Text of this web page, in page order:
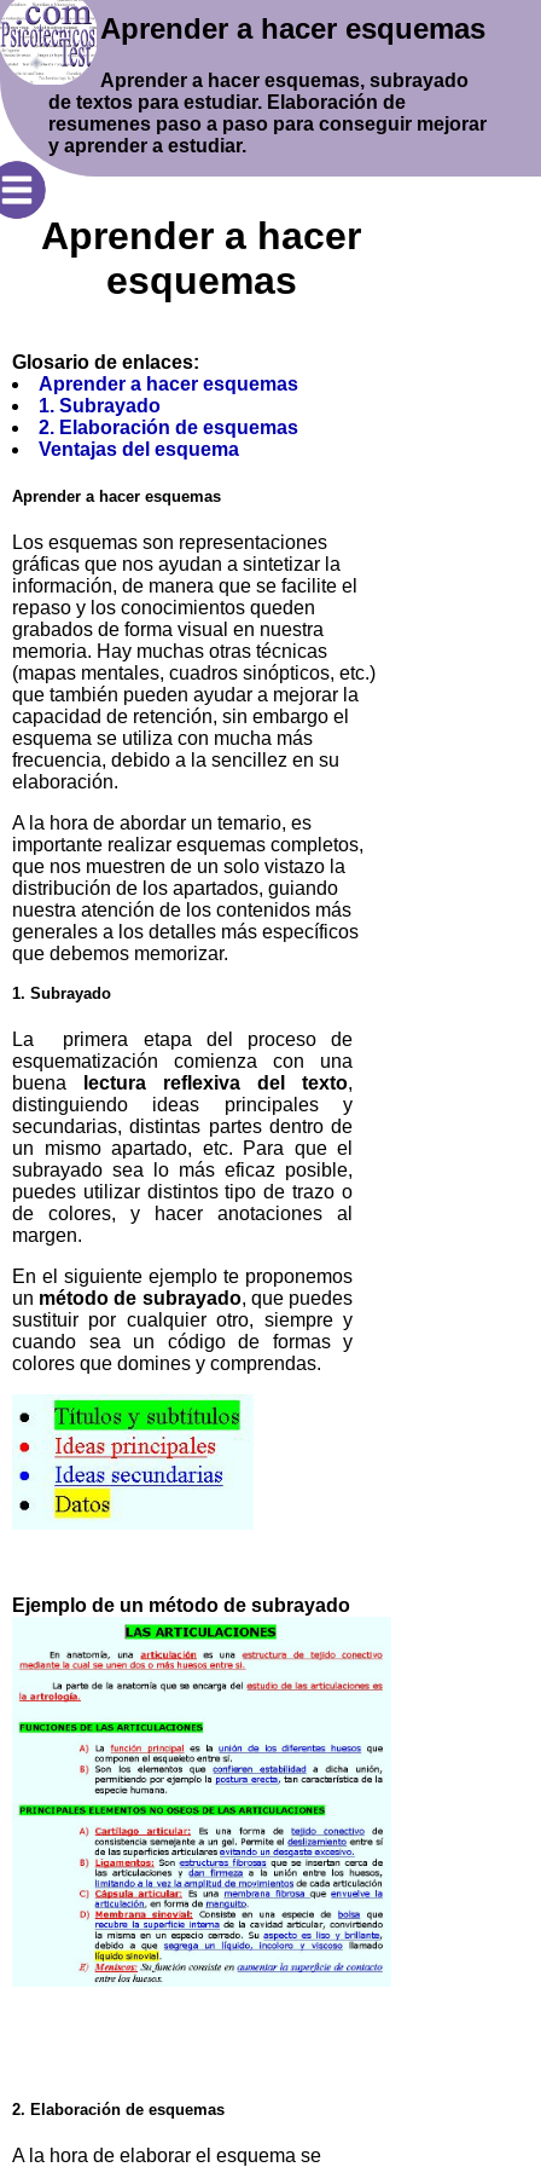
Aprender a hacer esquemas
Aprender a hacer esquemas, subrayado
de textos para estudiar. Elaboración de
resumenes paso a paso para conseguir mejorar
y aprender a estudiar.
Aprender a hacer
esquemas
Glosario de enlaces:
Aprender a hacer esquemas
1. Subrayado
2. Elaboración de esquemas
Ventajas del esquema
Aprender a hacer esquemas
Los esquemas son representaciones
gráficas que nos ayudan a sintetizar la
información, de manera que se facilite el
repaso y los conocimientos queden
grabados de forma visual en nuestra
memoria. Hay muchas otras técnicas
(mapas mentales, cuadros sinópticos, etc.)
que también pueden ayudar a mejorar la
capacidad de retención, sin embargo el
esquema se utiliza con mucha más
frecuencia, debido a la sencillez en su
elaboración.
A la hora de abordar un temario, es
importante realizar esquemas completos,
que nos muestren de un solo vistazo la
distribución de los apartados, guiando
nuestra atención de los contenidos más
generales a los detalles más específicos
que debemos memorizar.
1. Subrayado
La primera etapa del proceso de
esquematización comienza con una
buena
lectura reflexiva del texto,
distinguiendo ideas principales y
secundarias, distintas partes dentro de
un mismo apartado, etc. Para que el
subrayado sea lo más eficaz posible,
puedes utilizar distintos tipo de trazo o
de colores, y hacer anotaciones al
margen.
En el siguiente ejemplo te proponemos
un método de subrayado, que puedes
sustituir por cualquier otro, siempre y
cuando sea un código de formas y
colores que domines y comprendas.
Ejemplo de un método de subrayado
2. Elaboración de esquemas
A la hora de elaborar el esquema se